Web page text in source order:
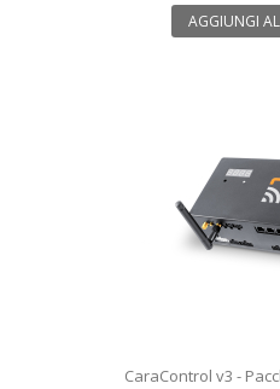
AGGIUNGI
CaraControl v3 -